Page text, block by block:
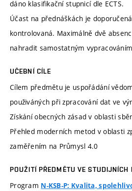
dáno klasifikační stupnicí dle ECTS.
Účast na přednáškách je
kontrolovaná. Maximálně dvě
nahradit samostatným
UČEBNÍ CÍLE
Cílem předmětu je uspořádání
použiváných při zpracování dat ve
Získání obecných zásad v oblasti
Přehled moderních metod v oblasti
zaměřením na Průmysl 4.0
POUŽITÍ PŘEDMĚTU VE STUDIJNÍCH
Program N-KSB-P: Kvalita,